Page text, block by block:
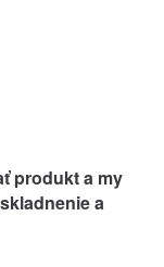
produkta my
a